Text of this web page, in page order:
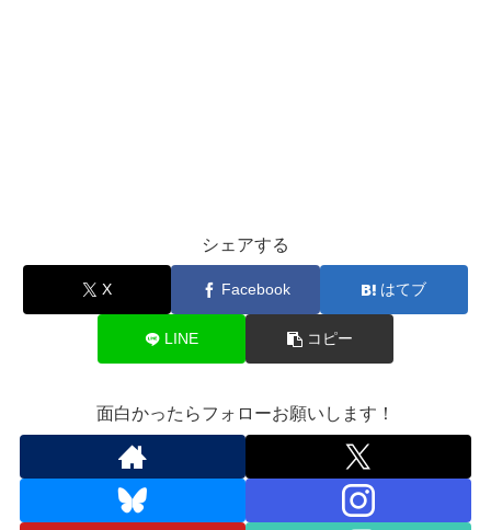
シェアする
X Facebook はてブ
LINE コピー
面白かったらフォローお願いします！